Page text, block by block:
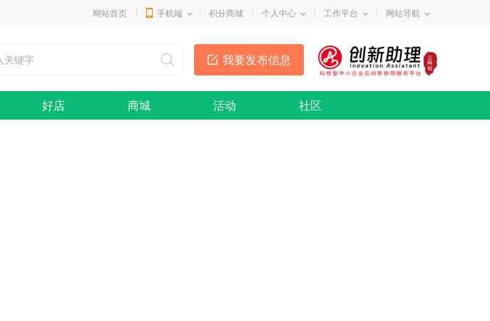
网站首页 手机端 积分商城 个人中心 工作平台 网站导航
我要发布信息
好店 商城 活动 社区